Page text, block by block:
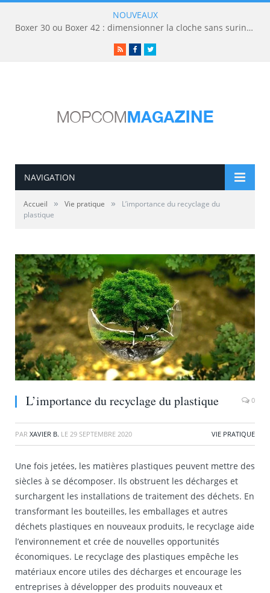
NOUVEAUX
Boxer 30 ou Boxer 42 : dimensionner la cloche sans surinvestir
RSSFacebookTwitter
NAVIGATION
Accueil » Vie pratique »
L’importance du recyclage du
plastique
L’importance du recyclage du plastique 0
PAR XAVIER B. LE 29 SEPTEMBRE 2020 VIE PRATIQUE
Une fois jetées, les matières plastiques peuvent mettre des
siècles à se décomposer. Ils obstruent les décharges et
surchargent les installations de traitement des déchets. En
transformant les bouteilles, les emballages et autres
déchets plastiques en nouveaux produits, le recyclage aide
l’environnement et crée de nouvelles opportunités
économiques. Le recyclage des plastiques empêche les
matériaux encore utiles des décharges et encourage les
entreprises à développer des produits nouveaux et